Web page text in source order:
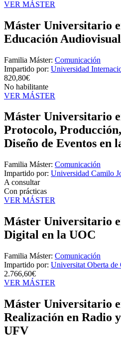
VER MÁSTER
Máster Universitario
Educación
Familia Máster: Comunicación
Impartido por: Universidad
820,80€
No habilitante
VER MÁSTER
Máster Universitario
Protocolo,
Diseño de Eventos en
Familia Máster: Comunicación
Impartido por: Universidad Camilo
A consultar
Con prácticas
VER MÁSTER
Máster Universitario
Digital en la UOC
Familia Máster: Comunicación
Impartido por: Universitat Oberta de
2.766,60€
VER MÁSTER
Máster Universitario
Realización en Radio
UFV